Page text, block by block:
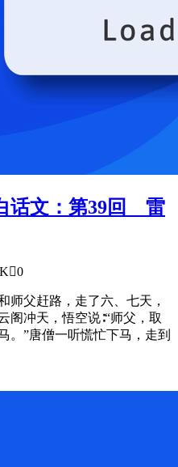
话文：第39回 雷
0
师父赶路，走了六、七天，
阁冲天，悟空说∶“师父，取
。”唐僧一听慌忙下马，走到